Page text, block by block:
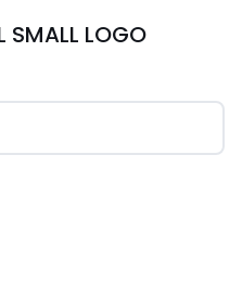
SMALL LOGO